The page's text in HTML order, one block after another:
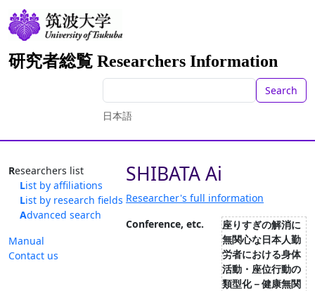
研究者総覧 Researchers Information
Search
日本語
Researchers list
List by affiliations
List by research fields
Advanced search
Manual
Contact us
SHIBATA Ai
Researcher's full information
Conference, etc.
座りすぎの解消に
無関心な日本人勤
労者における身体
活動・座位行動の
類型化－健康無関